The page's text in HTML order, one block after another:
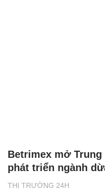
THỊ TRƯỜNG 24H
Betrimex mở
phát triển ngành